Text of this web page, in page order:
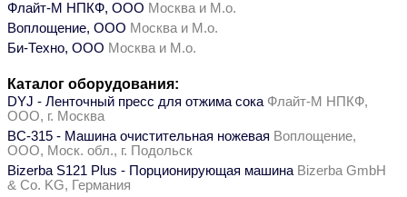
Флайт-М НПКФ, ООО Москва и М.о.
Воплощение, ООО Москва и М.о.
Би-Техно, ООО Москва и М.о.
Каталог оборудования:
DYJ - Ленточный пресс для отжима сока Флайт-М НПКФ,
ООО, г. Москва
ВС-315 - Машина очистительная ножевая Воплощение,
ООО, Моск. обл., г. Подольск
Bizerba S121 Plus - Порционирующая машина Bizerba GmbH
& Co. KG, Германия